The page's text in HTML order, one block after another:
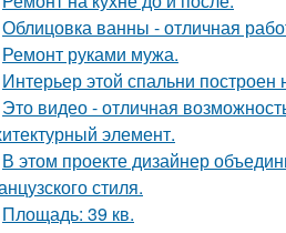
Облицовка ванны - отличная
Ремонт руками мужа.
Интерьер этой спальни построен
Это видео - отличная
элемент.
В этом проекте дизайнер
стиля.
Площадь: 39 кв.